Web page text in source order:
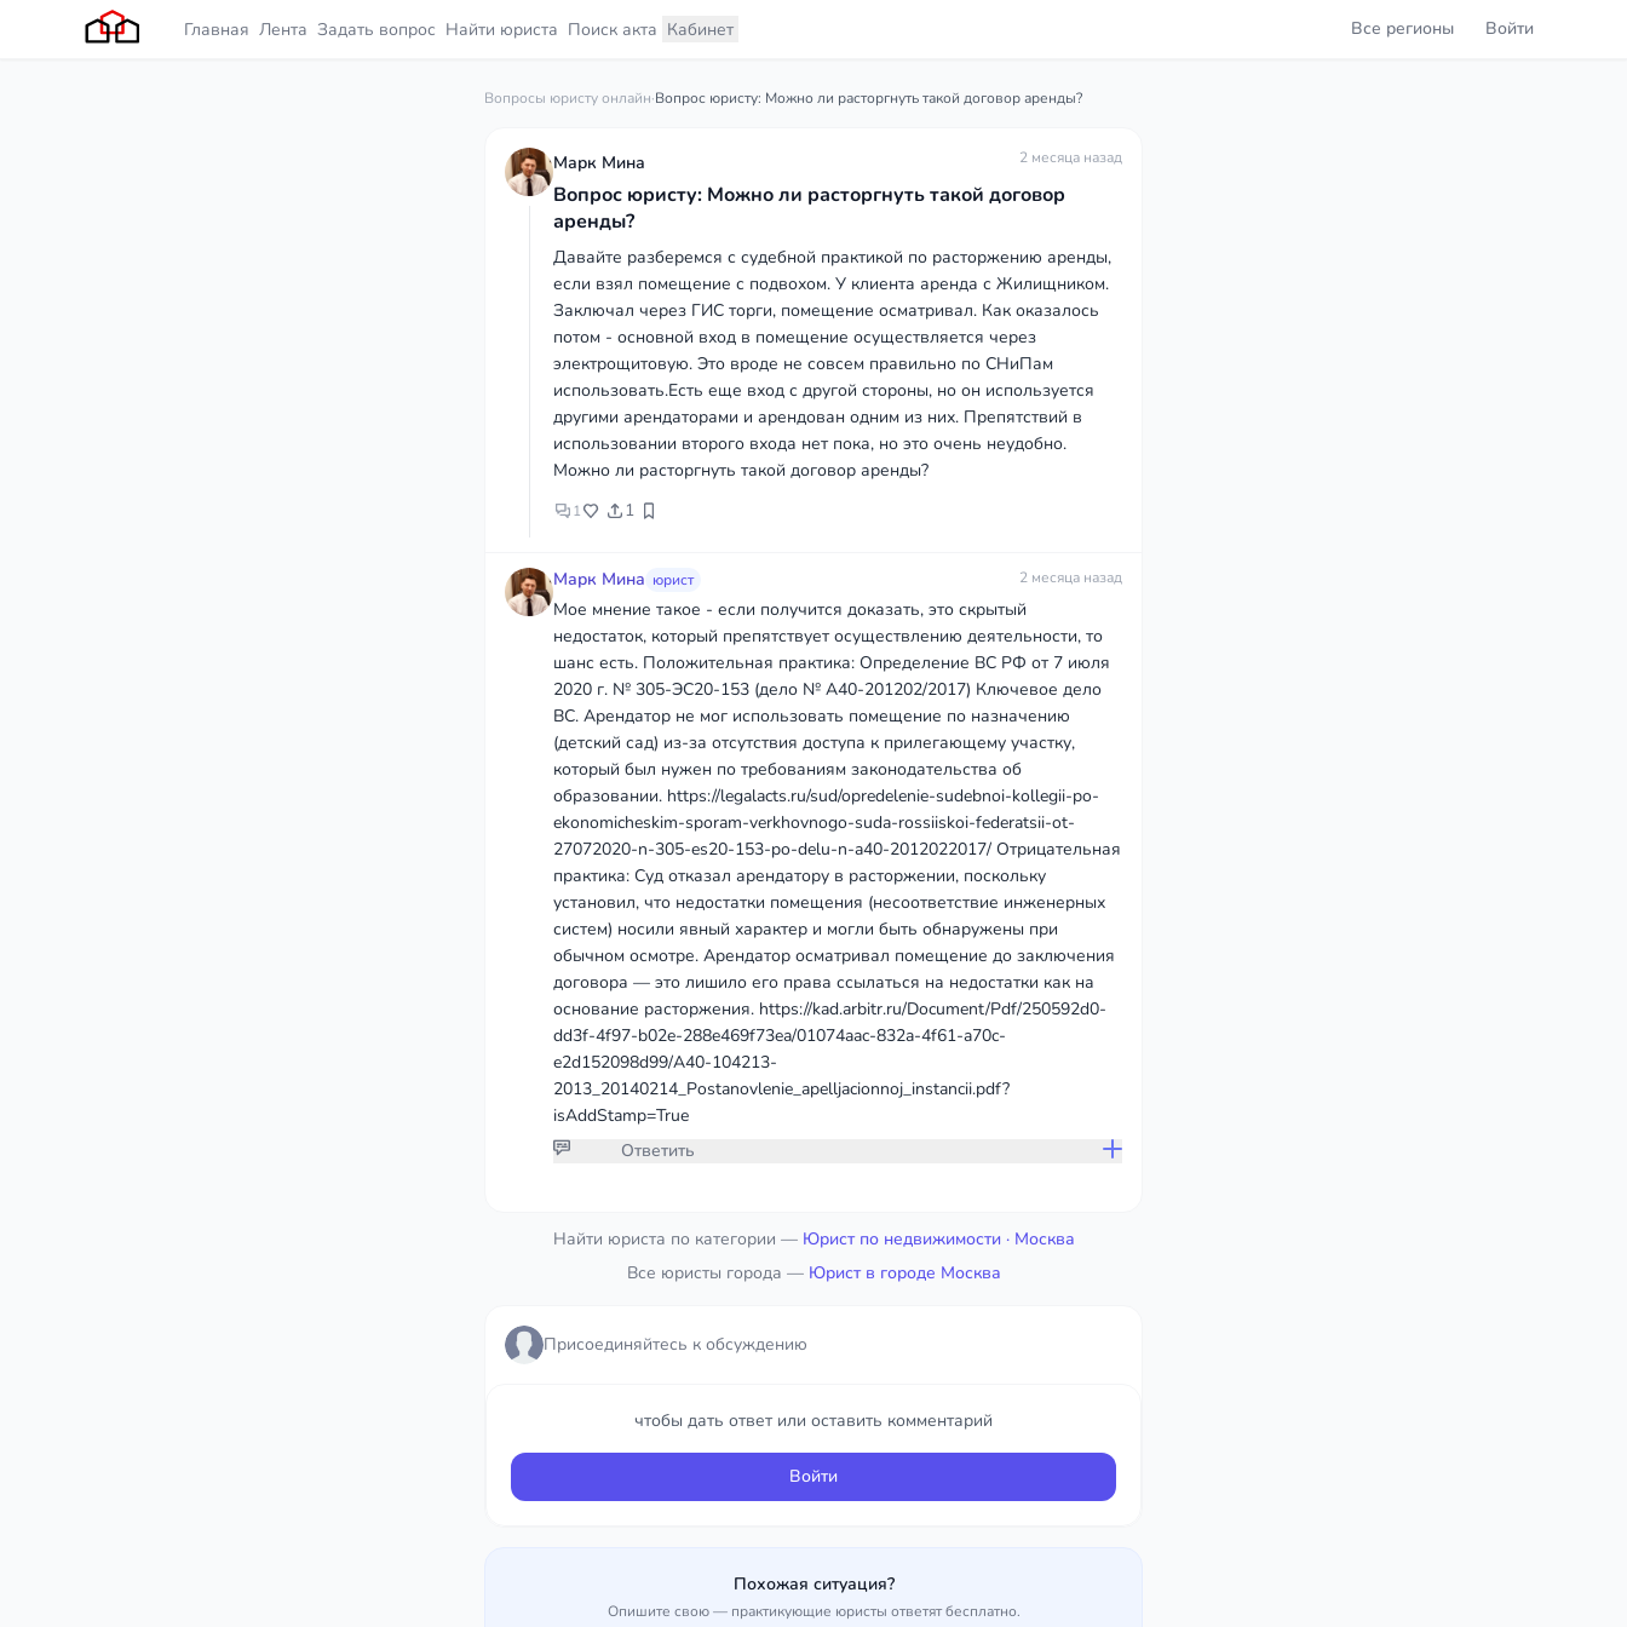
Главная Лента Задать вопрос Найти юриста Поиск акта Кабинет Все регионы Войти
Вопросы юристу онлайн·Вопрос юристу: Можно ли расторгнуть такой договор аренды?
Марк Мина 2 месяца назад
Вопрос юристу: Можно ли расторгнуть такой договор
аренды?
Давайте разберемся с судебной практикой по расторжению аренды,
если взял помещение с подвохом. У клиента аренда с Жилищником.
Заключал через ГИС торги, помещение осматривал. Как оказалось
потом - основной вход в помещение осуществляется через
электрощитовую. Это вроде не совсем правильно по СНиПам
использовать.Есть еще вход с другой стороны, но он используется
другими арендаторами и арендован одним из них. Препятствий в
использовании второго входа нет пока, но это очень неудобно.
Можно ли расторгнуть такой договор аренды?
1 1
Марк Мина юрист 2 месяца назад
Мое мнение такое - если получится доказать, это скрытый
недостаток, который препятствует осуществлению деятельности, то
шанс есть. Положительная практика: Определение ВС РФ от 7 июля
2020 г. № 305-ЭС20-153 (дело № А40-201202/2017) Ключевое дело
ВС. Арендатор не мог использовать помещение по назначению
(детский сад) из-за отсутствия доступа к прилегающему участку,
который был нужен по требованиям законодательства об
образовании. https://legalacts.ru/sud/opredelenie-sudebnoi-kollegii-po-
ekonomicheskim-sporam-verkhovnogo-suda-rossiiskoi-federatsii-ot-
27072020-n-305-es20-153-po-delu-n-a40-2012022017/ Отрицательная
практика: Суд отказал арендатору в расторжении, поскольку
установил, что недостатки помещения (несоответствие инженерных
систем) носили явный характер и могли быть обнаружены при
обычном осмотре. Арендатор осматривал помещение до заключения
договора — это лишило его права ссылаться на недостатки как на
основание расторжения. https://kad.arbitr.ru/Document/Pdf/250592d0-
dd3f-4f97-b02e-288e469f73ea/01074aac-832a-4f61-a70c-
e2d152098d99/A40-104213-
2013_20140214_Postanovlenie_apelljacionnoj_instancii.pdf?
isAddStamp=True
Ответить
Найти юриста по категории — Юрист по недвижимости· Москва
Все юристы города — Юрист в городе Москва
Присоединяйтесь к обсуждению
чтобы дать ответ или оставить комментарий
Войти
Похожая ситуация?
Опишите свою — практикующие юристы ответят бесплатно.